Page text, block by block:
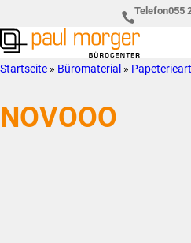
Hauptnavigation
springen
to
main
Telefon055
Paul
AG
Bürocenter
so
wie
Sie
Startseite » Büromaterial »
NOVOOO